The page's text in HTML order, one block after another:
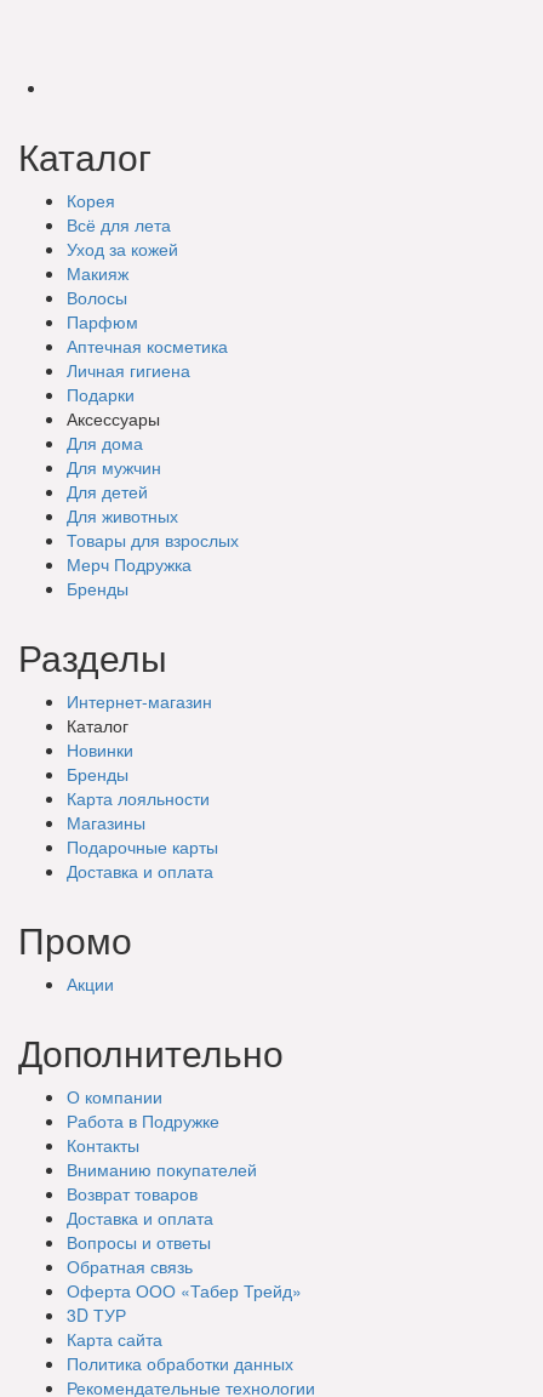
Каталог
Корея
Всё для лета
Уход за кожей
Макияж
Волосы
Парфюм
Аптечная косметика
Личная гигиена
Подарки
Аксессуары
Для дома
Для мужчин
Для детей
Для животных
Товары для взрослых
Мерч Подружка
Бренды
Разделы
Интернет-магазин
Каталог
Новинки
Бренды
Карта лояльности
Магазины
Подарочные карты
Доставка и оплата
Промо
Акции
Дополнительно
О компании
Работа в Подружке
Контакты
Вниманию покупателей
Возврат товаров
Доставка и оплата
Вопросы и ответы
Обратная связь
Оферта ООО «Табер Трейд»
3D ТУР
Карта сайта
Политика обработки данных
Рекомендательные технологии